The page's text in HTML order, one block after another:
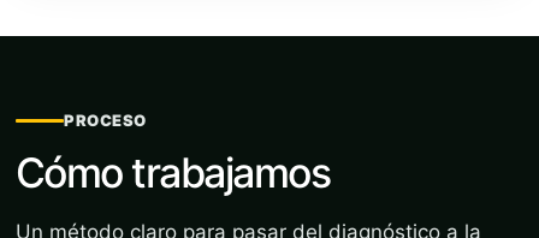
PROCESO
Cómo trabajamos
Un método claro para pasar del diagnóstico a la